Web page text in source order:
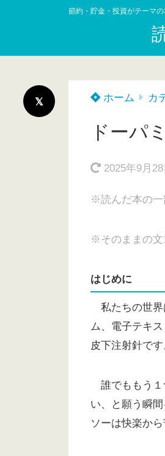
節約・貯金・投資がテーマ
ホーム カ
ドーパ
2025年9月28
※読んだ本の一
※そのままの文
はじめに
私たちの世界
ム、電子テキ
皮下注射針です
誰でももう１
い、と願う瞬
ソーは快楽から